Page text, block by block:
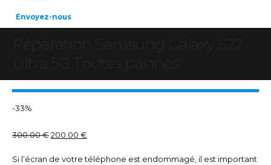
Envoyez-nous
-33%
300.00€200.00 €
Si l’écran de votre téléphone est endommagé, il est important